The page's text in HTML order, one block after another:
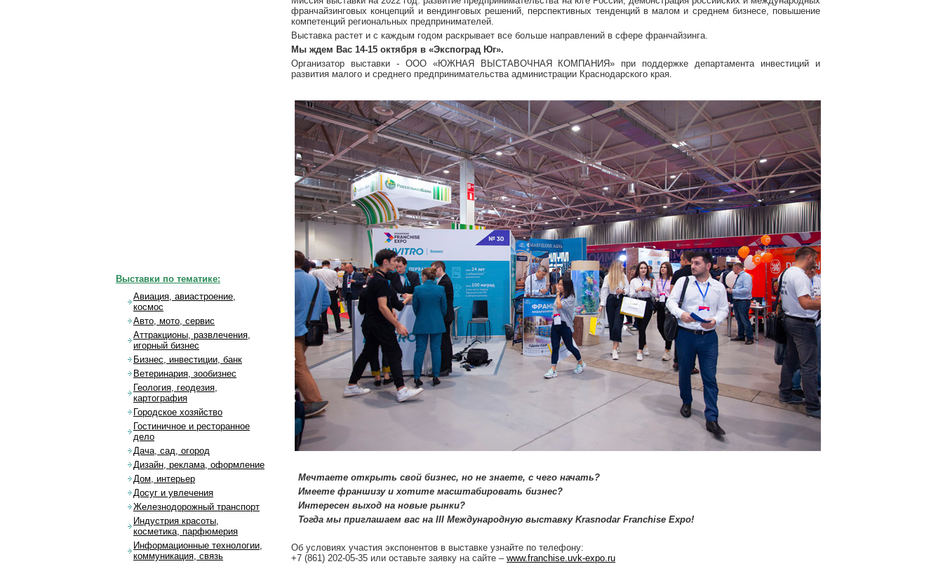
франчайзинговых концепций и вендинговых решений, перспективных тенденций в малом и среднем бизнесе, повышение
компетенций региональных предпринимателей.
Выставка растет и с каждым годом раскрывает все больше направлений в сфере франчайзинга.
Мы ждем Вас 14-15 октября в «Экспоград Юг».
Организатор выставки - ООО «ЮЖНАЯ ВЫСТАВОЧНАЯ КОМПАНИЯ» при поддержке департамента инвестиций и
развития малого и среднего предпринимательства администрации Краснодарского края.
Мечтаете открыть свой бизнес, но не знаете, с чего начать?
Имеете франшизу и хотите масштабировать бизнес?
Интересен выход на новые рынки?
Тогда мы приглашаем вас на III Международную выставку Krasnodar Franchise Expo!
Об условиях участия экспонентов в выставке узнайте по телефону:
+7 (861) 202-05-35 или оставьте заявку на сайте – www.franchise.uvk-expo.ru
Выставки по тематике:
Авиация, авиастроение,
космос
Авто, мото, сервис
Аттракционы, развлечения,
игорный бизнес
Бизнес, инвестиции, банк
Ветеринария, зообизнес
Геология, геодезия,
картография
Городское хозяйство
Гостиничное и ресторанное
дело
Дача, сад, огород
Дизайн, реклама, оформление
Дом, интерьер
Досуг и увлечения
Железнодорожный транспорт
Индустрия красоты,
косметика, парфюмерия
Информационные технологии,
коммуникация, связь